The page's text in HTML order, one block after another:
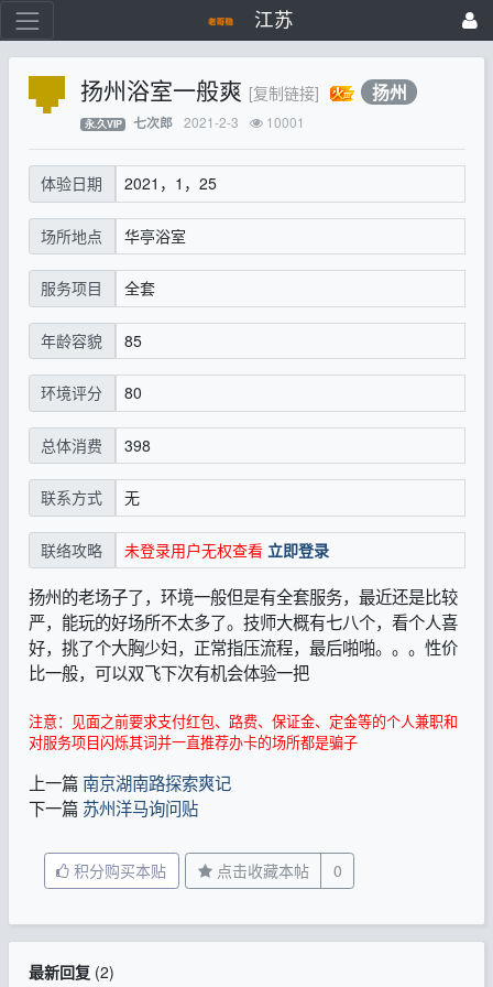
江苏
扬州浴室一般爽 [复制链接] 扬州
永.久VIP 七次郎 2021-2-3 10001
体验日期 2021，1，25
场所地点 华亭浴室
服务项目 全套
年龄容貌 85
环境评分 80
总体消费 398
联系方式 无
联络攻略 未登录用户无权查看 立即登录
扬州的老场子了，环境一般但是有全套服务，最近还是比较
严，能玩的好场所不太多了。技师大概有七八个，看个人喜
好，挑了个大胸少妇，正常指压流程，最后啪啪。。。性价
比一般，可以双飞下次有机会体验一把
注意：见面之前要求支付红包、路费、保证金、定金等的个人兼职和
对服务项目闪烁其词并一直推荐办卡的场所都是骗子
上一篇 南京湖南路探索爽记
下一篇 苏州洋马询问贴
积分购买本贴 点击收藏本帖 0
最新回复(2)